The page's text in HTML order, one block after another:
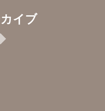
イブ